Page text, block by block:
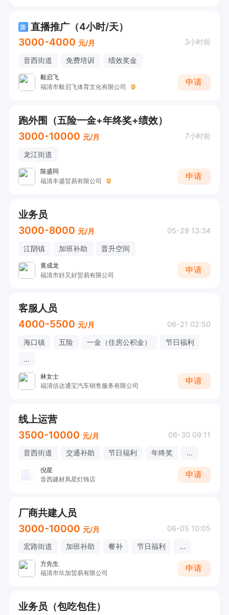
兼 直播推广（4小时/天）
3000-4000 元/月 3小时前
音西街道 免费培训 绩效奖金
毅启飞
福清市毅启飞体育文化有限公司
申请
跑外围（五险一金+年终奖+绩效）
3000-10000 元/月 7小时前
龙江街道
陈盛同
福清丰盛贸易有限公司
申请
业务员
3000-8000 元/月 05-29 13:34
江阴镇 加班补助 晋升空间
黄成龙
福清市好又好贸易有限公司
申请
客服人员
4000-5500 元/月 06-21 02:50
海口镇 五险 一金（住房公积金）
节日福利
...
林女士
福清信达通宝汽车销售服务有限公司
申请
线上运营
3500-10000 元/月 06-30 09:11
音西街道 交通补助 节日福利 年终奖 ...
倪星
音西建材凤星灯饰店
申请
厂商共建人员
3000-10000 元/月 06-05 10:05
宏路街道 加班补助 餐补 节日福利 ...
方先生
福清市玖加贸易有限公司
申请
业务员（包吃包住）